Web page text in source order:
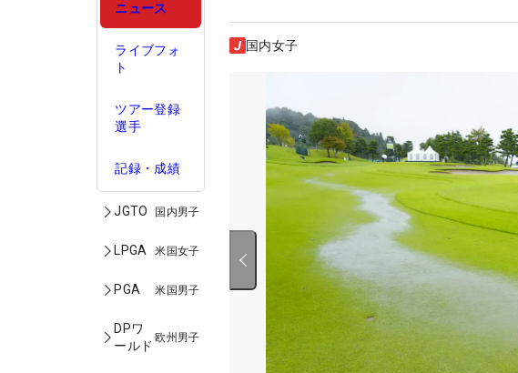
ニュース
ライブフォ
ト
ツアー登録
選手
記録・成績
JGTO 国内男子
LPGA 米国女子
PGA 米国男子
DPワ
ールド
欧州男子
国内女子